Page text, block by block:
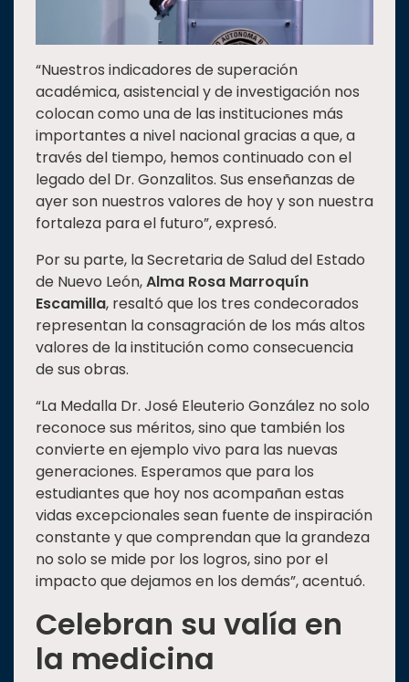
“Nuestros indicadores de superación
académica, asistencial y de investigación nos
colocan como una de las instituciones más
importantes a nivel nacional gracias a que, a
través del tiempo, hemos continuado con el
legado del Dr. Gonzalitos. Sus enseñanzas de
ayer son nuestros valores de hoy y son nuestra
fortaleza para el futuro”, expresó.
Por su parte, la Secretaria de Salud del Estado
de Nuevo León,Alma Rosa Marroquín
Escamilla, resaltó que los tres condecorados
representan la consagración de los más altos
valores de la institución como consecuencia
de sus obras.
“La Medalla Dr. José Eleuterio González no solo
reconoce sus méritos, sino que también los
convierte en ejemplo vivo para las nuevas
generaciones. Esperamos que para los
estudiantes que hoy nos acompañan estas
vidas excepcionales sean fuente de inspiración
constante y que comprendan que la grandeza
no solo se mide por los logros, sino por el
impacto que dejamos en los demás”, acentuó.
Celebran su valía en
la medicina